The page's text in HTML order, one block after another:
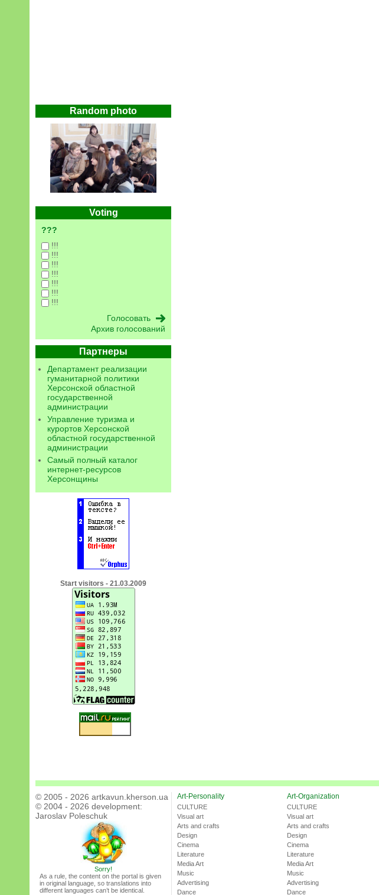
Random photo
Voting
???
!!!
!!!
!!!
!!!
!!!
!!!
!!!
Архив голосований
Партнеры
Департамент реализации
гуманитарной политики
Херсонской областной
государственной
администрации
Управление туризма и
курортов Херсонской
областной государственной
администрации
Самый полный каталог
интернет-ресурсов
Херсонщины
Start visitors - 21.03.2009
© 2005 - 2026 artkavun.kherson.ua
© 2004 - 2026 development:
Jaroslav Poleschuk
Sorry!
As a rule, the content on the portal is given
in original language, so translations into
different languages can’t be identical.
Art-Personality
CULTURE
Visual art
Arts and crafts
Design
Cinema
Literature
Media Art
Music
Advertising
Dance
Art-Organization
CULTURE
Visual art
Arts and crafts
Design
Cinema
Literature
Media Art
Music
Advertising
Dance